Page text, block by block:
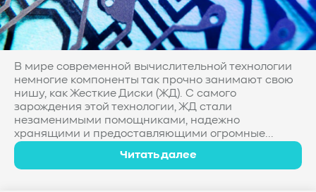
В мире современной вычислительной технологии
немногие компоненты так прочно занимают свою
нишу, как Жесткие Диски (ЖД). С самого
зарождения этой технологии, ЖД стали
незаменимыми помощниками, надежно
хранящими и предоставляющими огромные...
Читать далее